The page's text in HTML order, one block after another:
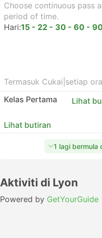
Choose continuous pass
period of time.
Hari:15 - 22 - 30 - 60 -
Termasuk Cukai setiap
Kelas Pertama
Lihat
Lihat butiran
1 lagi bermula
Aktiviti di Lyon
Powered by GetYourGuide